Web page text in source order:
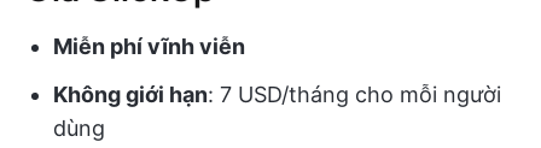
Miễn phí vĩnh viễn
Không giới hạn: 7 USD/tháng cho mỗi người
dùng